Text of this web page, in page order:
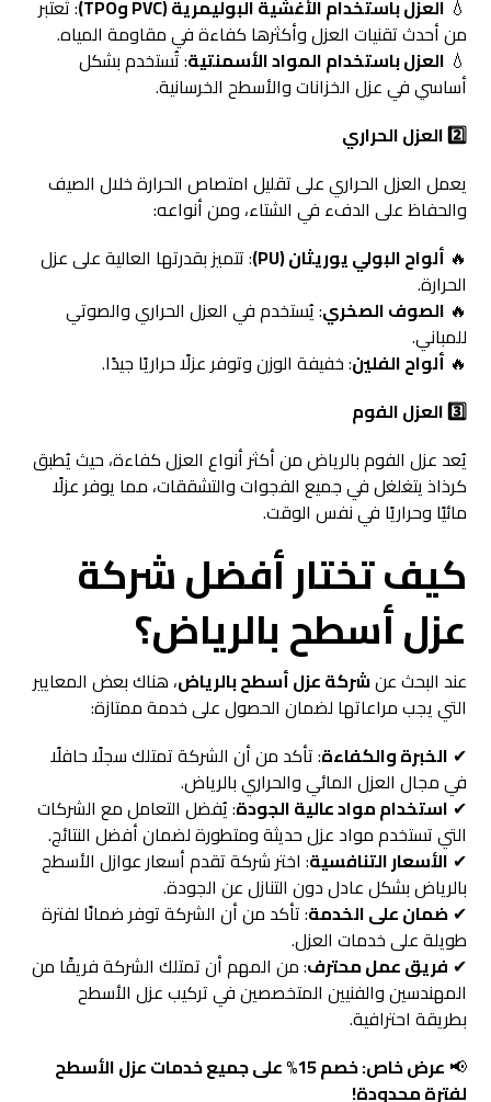
💧 العزل باستخدام الأغشية البوليمرية (PVC وTPO)
: تُعتبر
من أحدث تقنيات العزل وأكثرها كفاءة في مقاومة المياه.
💧 العزل باستخدام المواد الأسمنتية: تُستخدم بشكل
أساسي في عزل الخزانات والأسطح الخرسانية.
2️⃣
العزل الحراري
يعمل العزل الحراري على تقليل امتصاص الحرارة خلال الصيف
والحفاظ على الدفء في الشتاء، ومن أنواعه:
🔥 ألواح البولي يوريثان (PU)
: تتميز بقدرتها العالية على عزل
الحرارة.
🔥 الصوف الصخري: يُستخدم في العزل الحراري والصوتي
للمباني.
🔥 ألواح الفلين: خفيفة الوزن وتوفر عزلًا حراريًا جيدًا.
3️⃣
العزل الفوم
يُعد عزل الفوم بالرياض من أكثر أنواع العزل كفاءة، حيث يُطبق
كرذاذ يتغلغل في جميع الفجوات والتشققات، مما يوفر عزلًا
مائيًا وحراريًا في نفس الوقت.
كيف تختار أفضل شركة
عزل أسطح بالرياض؟
عند البحث عنشركة عزل أسطح بالرياض، هناك بعض المعايير
التي يجب مراعاتها لضمان الحصول على خدمة ممتازة:
✔ الخبرة والكفاءة: تأكد من أن الشركة تمتلك سجلًا حافلًا
في مجال العزل المائي والحراري بالرياض.
✔استخدام مواد عالية الجودة: يُفضل التعامل مع الشركات
التي تستخدم مواد عزل حديثة ومتطورة لضمان أفضل النتائج.
✔ الأسعار التنافسية: اختر شركة تقدم أسعار عوازل الأسطح
بالرياض بشكل عادل دون التنازل عن الجودة.
✔ضمان على الخدمة: تأكد من أن الشركة توفر ضمانًا لفترة
طويلة على خدمات العزل.
✔ فريق عمل محترف: من المهم أن تمتلك الشركة فريقًا من
المهندسين والفنيين المتخصصين في تركيب عزل الأسطح
بطريقة احترافية.
📢
عرض خاص: خصم 15% على جميع خدمات عزل الأسطح
لفترة محدودة!